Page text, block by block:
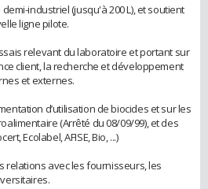
industriel (jusqu'à 200 L), et soutient
ligne pilote.
relevant du laboratoire et portant sur
client, la recherche et développement
et externes.
d’utilisation de biocides et sur les
(Arrêté du 08/09/99), et des
Ecolabel, AFISE, Bio, ...)
relations avec les fournisseurs, les